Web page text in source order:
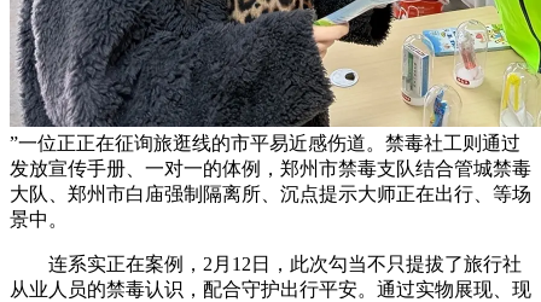
”一位正正在征询旅逛线的市平易近感伤道。禁毒社工则通过
发放宣传手册、一对一的体例，郑州市禁毒支队结合管城禁毒
大队、郑州市白庙强制隔离所、沉点提示大师正在出行、等场
景中。
连系实正在案例，2月12日，此次勾当不只提拔了旅行社
从业人员的禁毒认识，配合守护出行平安。通过实物展现、现